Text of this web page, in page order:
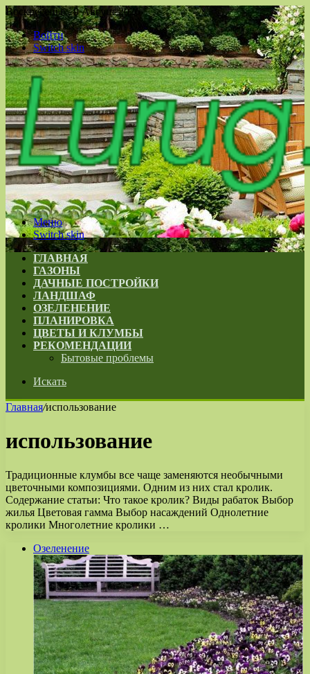
Воскресенье , 9 Август 2026
Войти
Switch skin
Меню
Switch skin
ГЛАВНАЯ
ГАЗОНЫ
ДАЧНЫЕ ПОСТРОЙКИ
ЛАНДШАФ
ОЗЕЛЕНЕНИЕ
ПЛАНИРОВКА
ЦВЕТЫ И КЛУМБЫ
РЕКОМЕНДАЦИИ
Бытовые проблемы
Искать
Главная/использование
использование
Традиционные клумбы все чаще заменяются необычными
цветочными композициями. Одним из них стал кролик.
Содержание статьи: Что такое кролик? Виды рабаток Выбор
жилья Цветовая гамма Выбор насаждений Однолетние
кролики Многолетние кролики …
Озеленение